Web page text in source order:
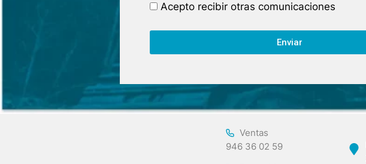
Acepto recibir otras comunicaciones
Enviar
Ventas
946 36 02 59